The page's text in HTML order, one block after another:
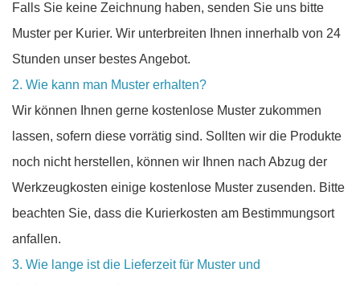
Falls Sie keine Zeichnung haben, senden Sie uns bitte
Muster per Kurier. Wir unterbreiten Ihnen innerhalb von 24
Stunden unser bestes Angebot.
2. Wie kann man Muster erhalten?
Wir können Ihnen gerne kostenlose Muster zukommen
lassen, sofern diese vorrätig sind. Sollten wir die Produkte
noch nicht herstellen, können wir Ihnen nach Abzug der
Werkzeugkosten einige kostenlose Muster zusenden. Bitte
beachten Sie, dass die Kurierkosten am Bestimmungsort
anfallen.
3. Wie lange ist die Lieferzeit für Muster und